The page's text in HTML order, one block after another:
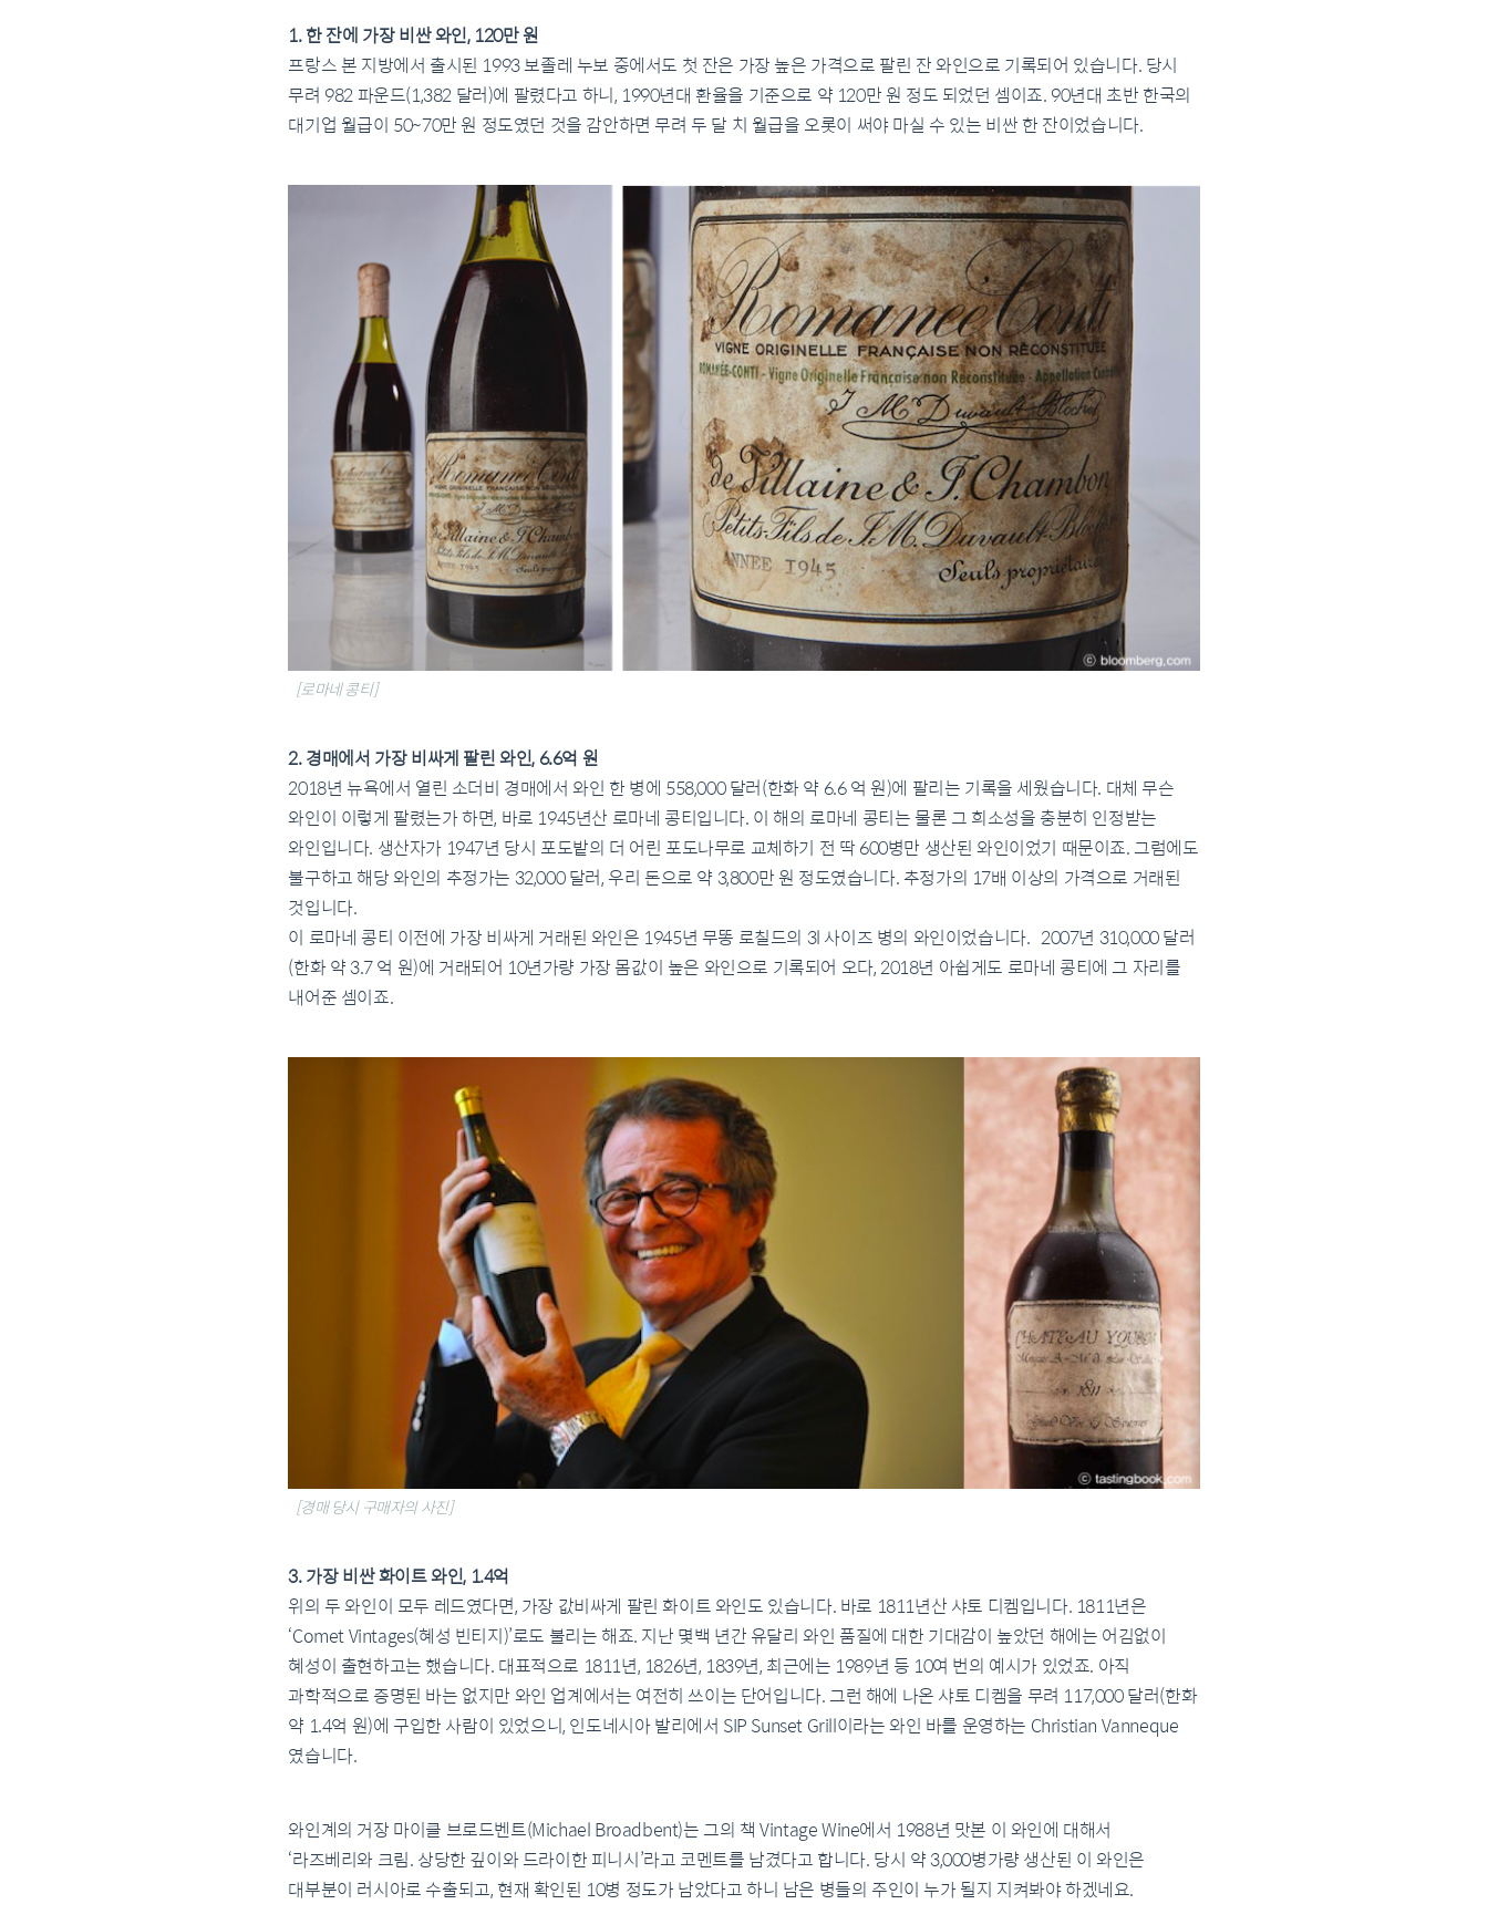
1. 한 잔에 가장 비싼 와인, 120만 원
프랑스 본 지방에서 출시된 1993 보졸레 누보 중에서도 첫 잔은 가장 높은 가격으로 팔린 잔 와인으로 기록되어 있습니다. 당시
무려 982 파운드(1,382 달러)에 팔렸다고 하니, 1990년대 환율을 기준으로 약 120만 원 정도 되었던 셈이죠. 90년대 초반 한국의
대기업 월급이 50~70만 원 정도였던 것을 감안하면 무려 두 달 치 월급을 오롯이 써야 마실 수 있는 비싼 한 잔이었습니다.
[로마네 콩티]
2. 경매에서 가장 비싸게 팔린 와인, 6.6억 원
2018년 뉴욕에서 열린 소더비 경매에서 와인 한 병에 558,000 달러(한화 약 6.6 억 원)에 팔리는 기록을 세웠습니다. 대체 무슨
와인이 이렇게 팔렸는가 하면, 바로 1945년산 로마네 콩티입니다. 이 해의 로마네 콩티는 물론 그 희소성을 충분히 인정받는
와인입니다. 생산자가 1947년 당시 포도밭의 더 어린 포도나무로 교체하기 전 딱 600병만 생산된 와인이었기 때문이죠. 그럼에도
불구하고 해당 와인의 추정가는 32,000 달러, 우리 돈으로 약 3,800만 원 정도였습니다. 추정가의 17배 이상의 가격으로 거래된
것입니다.
이 로마네 콩티 이전에 가장 비싸게 거래된 와인은 1945년 무똥 로칠드의 3l 사이즈 병의 와인이었습니다. 2007년 310,000 달러
(한화 약 3.7 억 원)에 거래되어 10년가량 가장 몸값이 높은 와인으로 기록되어 오다, 2018년 아쉽게도 로마네 콩티에 그 자리를
내어준 셈이죠.
[경매 당시 구매자의 사진]
3. 가장 비싼 화이트 와인, 1.4억
위의 두 와인이 모두 레드였다면, 가장 값비싸게 팔린 화이트 와인도 있습니다. 바로 1811년산 샤토 디켐입니다. 1811년은
‘Comet Vintages(혜성 빈티지)’로도 불리는 해죠. 지난 몇백 년간 유달리 와인 품질에 대한 기대감이 높았던 해에는 어김없이
혜성이 출현하고는 했습니다. 대표적으로 1811년, 1826년, 1839년, 최근에는 1989년 등 10여 번의 예시가 있었죠. 아직
과학적으로 증명된 바는 없지만 와인 업계에서는 여전히 쓰이는 단어입니다. 그런 해에 나온 샤토 디켐을 무려 117,000 달러(한화
약 1.4억 원)에 구입한 사람이 있었으니, 인도네시아 발리에서 SIP Sunset Grill이라는 와인 바를 운영하는 Christian Vanneque
였습니다.
와인계의 거장 마이클 브로드벤트(Michael Broadbent)는 그의 책 Vintage Wine에서 1988년 맛본 이 와인에 대해서
‘라즈베리와 크림. 상당한 깊이와 드라이한 피니시’라고 코멘트를 남겼다고 합니다. 당시 약 3,000병가량 생산된 이 와인은
대부분이 러시아로 수출되고, 현재 확인된 10병 정도가 남았다고 하니 남은 병들의 주인이 누가 될지 지켜봐야 하겠네요.